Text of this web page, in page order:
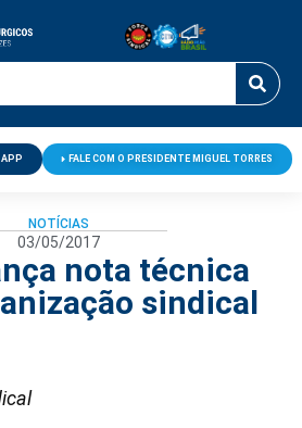
APP FALE COM O PRESIDENTE MIGUEL TORRES
NOTÍCIAS
03/05/2017
nota técnica
sindical